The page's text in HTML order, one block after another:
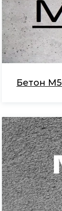
Бетон